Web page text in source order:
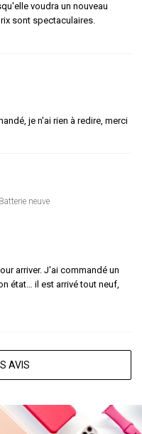
voudra un nouveau
sont spectaculaires.
je n'ai rien à redire, merci
neuve
arriver. J'ai commandé un
état… il est arrivé tout neuf,
AVIS